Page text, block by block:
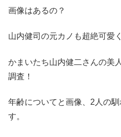
画像はあるの？
山内健司の元カノも超絶可愛
かまいたち山内健二さんの美
調査！
年齢についてと画像、2人の
す。